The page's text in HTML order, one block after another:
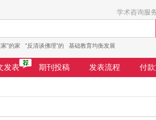
学术咨询服
”的家 “反清谈佛理”的 基础教育均衡发展
发表 期刊投稿 发表流程 付